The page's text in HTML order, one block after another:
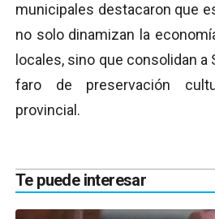
municipales destacaron que
no solo dinamizan la
locales, sino que consolidan a
faro de preservación
provincial.
Te puede interesar